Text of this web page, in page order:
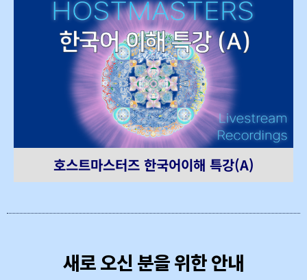
호스트마스터즈 한국어이해 특강(A)
새로 오신 분을 위한 안내